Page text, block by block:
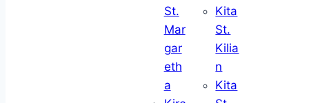
St.
Mar
gar
eth
a
Kita
St.
Kilia
n
Kita